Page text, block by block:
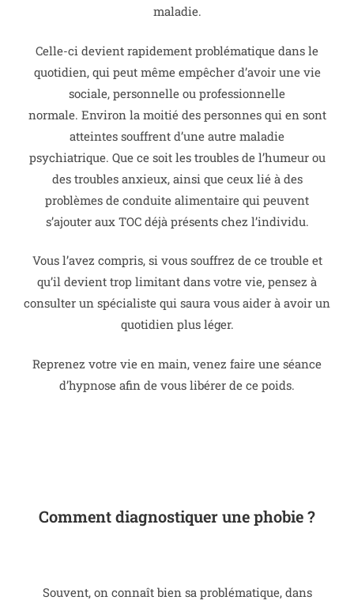
maladie.
Celle-ci devient rapidement problématique dans le
quotidien, qui peut même empêcher d’avoir une vie
sociale, personnelle ou professionnelle
normale. Environ la moitié des personnes qui en sont
atteintes souffrent d’une autre maladie
psychiatrique. Que ce soit les troubles de l’humeur ou
des troubles anxieux, ainsi que ceux lié à des
problèmes de conduite alimentaire qui peuvent
s’ajouter aux TOC déjà présents chez l’individu.
Vous l’avez compris, si vous souffrez de ce trouble et
qu’il devient trop limitant dans votre vie, pensez à
consulter un spécialiste qui saura vous aider à avoir un
quotidien plus léger.
Reprenez votre vie en main, venez faire une séance
d’hypnose afin de vous libérer de ce poids.
Comment diagnostiquer une phobie ?
Souvent, on connaît bien sa problématique, dans